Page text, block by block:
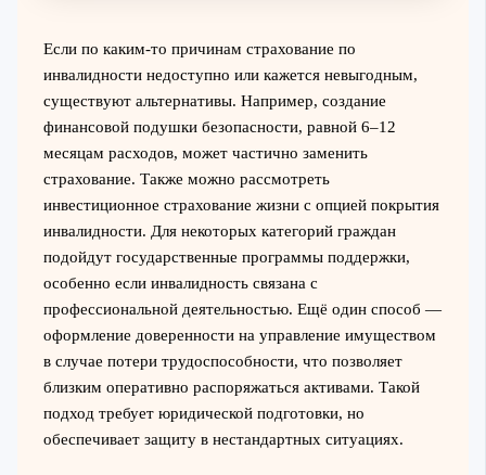
Если по каким-то причинам страхование по
инвалидности недоступно или кажется невыгодным,
существуют альтернативы. Например, создание
финансовой подушки безопасности, равной 6–12
месяцам расходов, может частично заменить
страхование. Также можно рассмотреть
инвестиционное страхование жизни с опцией покрытия
инвалидности. Для некоторых категорий граждан
подойдут государственные программы поддержки,
особенно если инвалидность связана с
профессиональной деятельностью. Ещё один способ —
оформление доверенности на управление имуществом
в случае потери трудоспособности, что позволяет
близким оперативно распоряжаться активами. Такой
подход требует юридической подготовки, но
обеспечивает защиту в нестандартных ситуациях.